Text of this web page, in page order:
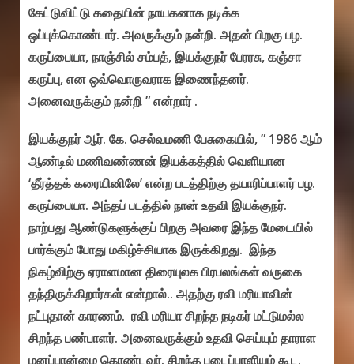
கேட்டுவிட்டு கதையின் நாயகனாக நடிக்க
ஒப்புக்கொண்டார். அவருக்கும் நன்றி. அதன் பிறகு பழ.
கருப்பையா, நாஞ்சில் சம்பத், இயக்குநர் பேரரசு, கஞ்சா
கருப்பு, என ஒவ்வொருவராக இணைந்தனர்.
அனைவருக்கும் நன்றி ” என்றார் .
இயக்குநர் ஆர். கே. செல்வமணி பேசுகையில், ” 1986 ஆம்
ஆண்டில் மணிவண்ணன் இயக்கத்தில் வெளியான
‘தீர்த்தக் கரையினிலே’ என்ற படத்திற்கு தயாரிப்பாளர் பழ.
கருப்பையா. அந்தப் படத்தில் நான் உதவி இயக்குநர்.
நாற்பது ஆண்டுகளுக்குப் பிறகு அவரை இந்த மேடையில்
பார்க்கும் போது மகிழ்ச்சியாக இருக்கிறது. இந்த
நிகழ்விற்கு ஏராளமான திரையுலக பிரபலங்கள் வருகை
தந்திருக்கிறார்கள் என்றால்.. அதற்கு ரவி மரியாவின்
நட்புதான் காரணம். ரவி மரியா சிறந்த நடிகர் மட்டுமல்ல
சிறந்த பண்பாளர். அனைவருக்கும் உதவி செய்யும் தாராள
மனப்பான்மை கொண்டவர். சிறந்த படைப்பாளியும் கூட.